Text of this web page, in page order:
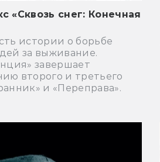
«Сквозь снег: Конечная
истории о борьбе
за выживание.
завершает
второго и третьего
и «Переправа».